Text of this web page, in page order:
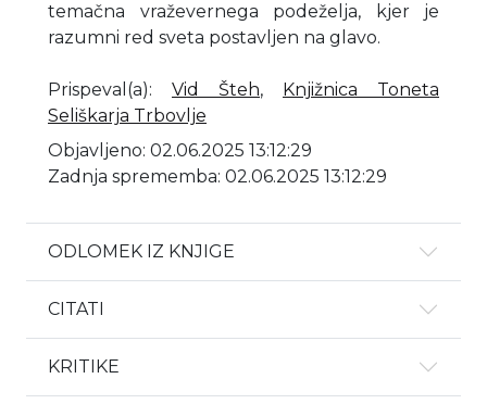
temačna vraževernega podeželja, kjer je
razumni red sveta postavljen na glavo.
Prispeval(a): Vid Šteh,
Knjižnica Toneta
Seliškarja Trbovlje
Objavljeno: 02.06.2025 13:12:29
Zadnja sprememba: 02.06.2025 13:12:29
ODLOMEK IZ KNJIGE
CITATI
KRITIKE